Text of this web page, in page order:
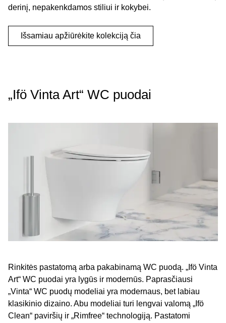
derinį, nepakenkdamos stiliui ir kokybei.
Išsamiau apžiūrėkite kolekciją čia
„Ifö Vinta Art“ WC puodai
Rinkitės pastatomą arba pakabinamą WC puodą. „Ifö Vinta
Art“ WC puodai yra lygūs ir modernūs. Paprasčiausi
„Vinta“ WC puodų modeliai yra modernaus, bet labiau
klasikinio dizaino. Abu modeliai turi lengvai valomą „Ifö
Clean“ paviršių ir „Rimfree“ technologiją. Pastatomi